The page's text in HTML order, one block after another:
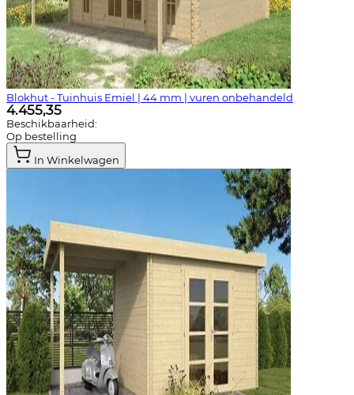
Blokhut - Tuinhuis Emiel | 44 mm | vuren onbehandeld
4.455,35
Beschikbaarheid:
Op bestelling
In Winkelwagen